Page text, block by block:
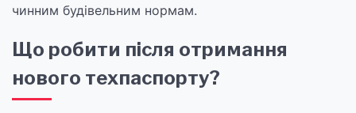
чинним будівельним нормам.
Що робити після отримання
нового техпаспорту?